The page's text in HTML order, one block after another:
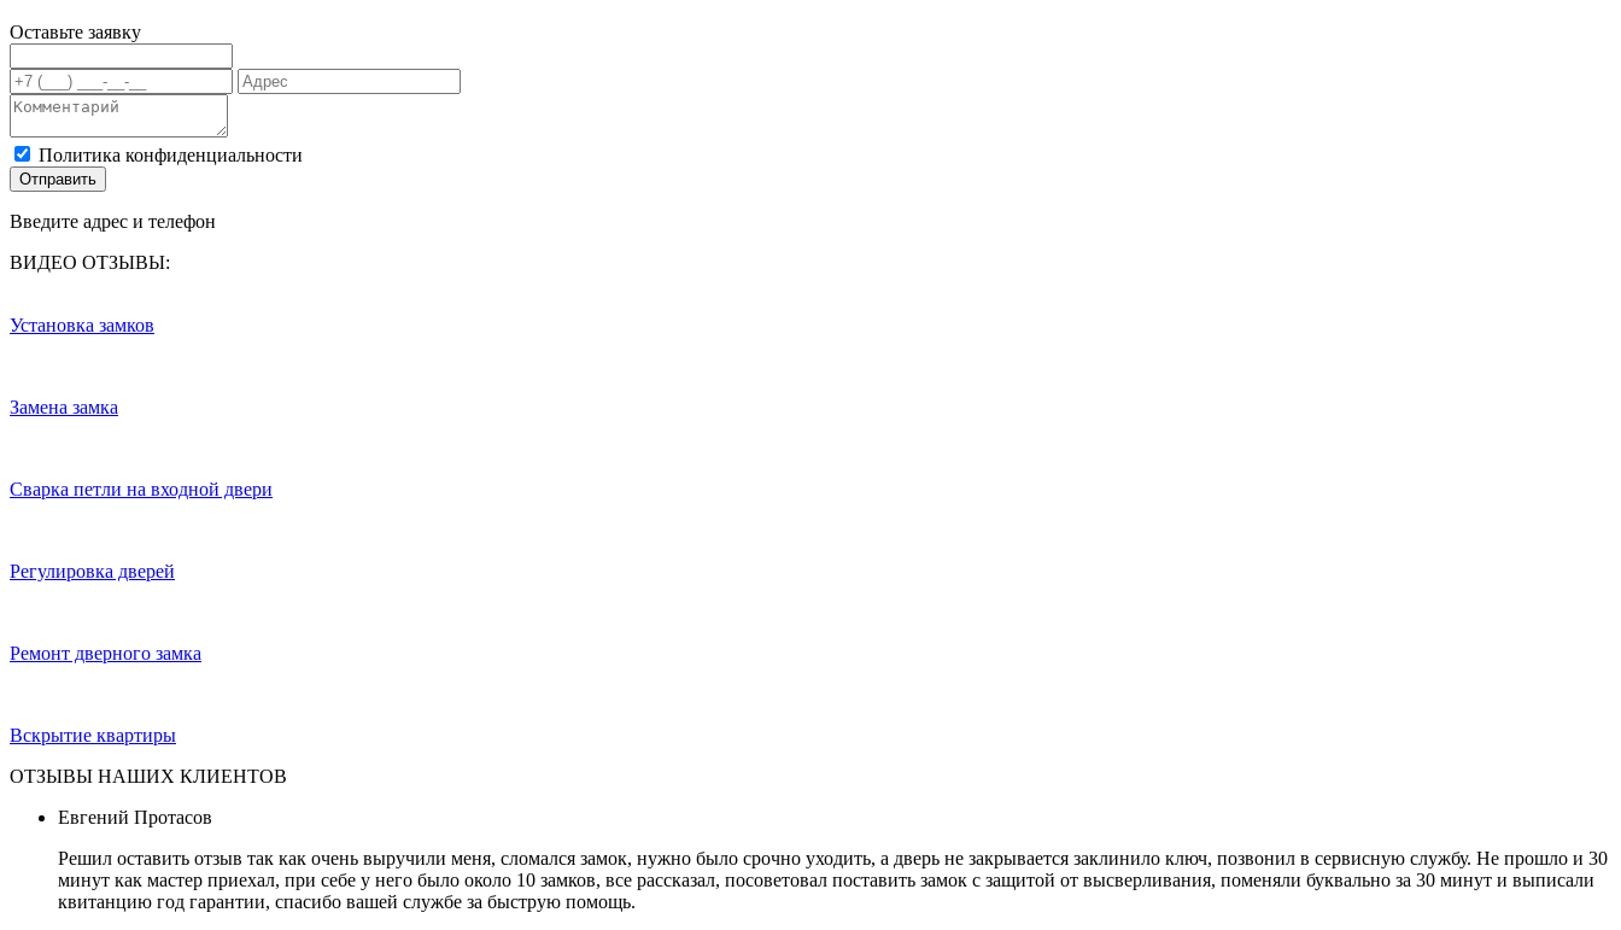
Оставьте заявку
Политика конфиденциальности
Отправить
Введите адрес и телефон
ВИДЕО ОТЗЫВЫ:
Установка замков
Замена замка
Сварка петли на входной двери
Регулировка дверей
Ремонт дверного замка
Вскрытие квартиры
ОТЗЫВЫ НАШИХ КЛИЕНТОВ
Евгений Протасов
Решил оставить отзыв так как очень выручили меня, сломался замок, нужно было срочно уходить, а дверь не закрывается заклинило ключ, позвонил в сервисную службу. Не прошло и 30
минут как мастер приехал, при себе у него было около 10 замков, все рассказал, посоветовал поставить замок с защитой от высверливания, поменяли буквально за 30 минут и выписали
квитанцию год гарантии, спасибо вашей службе за быструю помощь.